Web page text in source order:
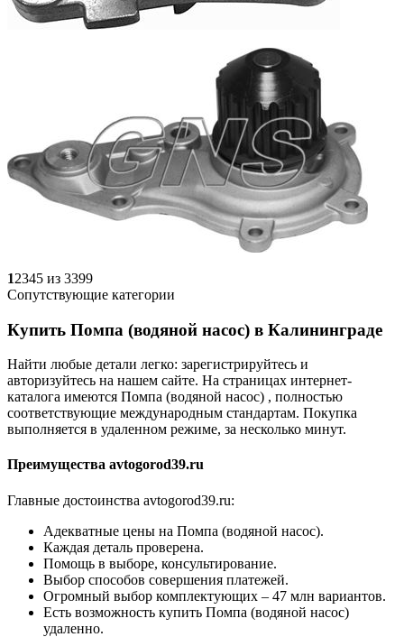
12345 из 3399
Сопутствующие категории
Купить Помпа (водяной насос) в Калининграде
Найти любые детали легко: зарегистрируйтесь и
авторизуйтесь на нашем сайте. На страницах интернет-
каталога имеются Помпа (водяной насос) , полностью
соответствующие международным стандартам. Покупка
выполняется в удаленном режиме, за несколько минут.
Преимущества avtogorod39.ru
Главные достоинства avtogorod39.ru:
Адекватные цены на Помпа (водяной насос).
Каждая деталь проверена.
Помощь в выборе, консультирование.
Выбор способов совершения платежей.
Огромный выбор комплектующих – 47 млн вариантов.
Есть возможность купить Помпа (водяной насос)
удаленно.